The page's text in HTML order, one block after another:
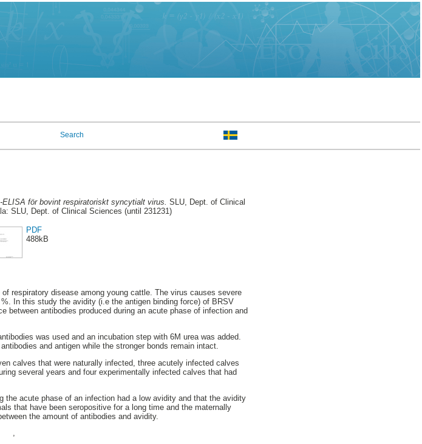
Search
för bovint respiratoriskt syncytialt virus. SLU, Dept. of Clinical
SLU, Dept. of Clinical Sciences (until 231231)
PDF
488kB
respiratory disease among young cattle. The virus causes severe
In this study the avidity (i.e the antigen binding force) of BRSV
between antibodies produced during an acute phase of infection and
was used and an incubation step with 6M urea was added.
and antigen while the stronger bonds remain intact.
calves that were naturally infected, three acutely infected calves
several years and four experimentally infected calves that had
acute phase of an infection had a low avidity and that the avidity
that have been seropositive for a long time and the maternally
the amount of antibodies and avidity.
,